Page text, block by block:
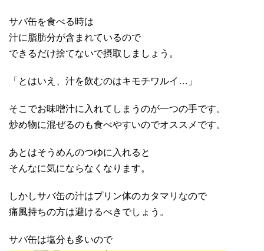
サバ缶を食べる時は
汁に脂肪分が含まれているので
できるだけ捨てないで摂取しましょう。
「とはいえ、汁を飲むのはキモチワルイ…」
そこでお味噌汁に入れてしまうのが一つの手です。
炒め物に混ぜるのも食べやすいのでオススメです。
あとはそうめんのつゆに入れると
そんなに気にならなくなります。
しかしサバ缶の汁はプリン体のカタマリなので
痛風持ちの方は避けるべきでしょう。
サバ缶は塩分も多いので